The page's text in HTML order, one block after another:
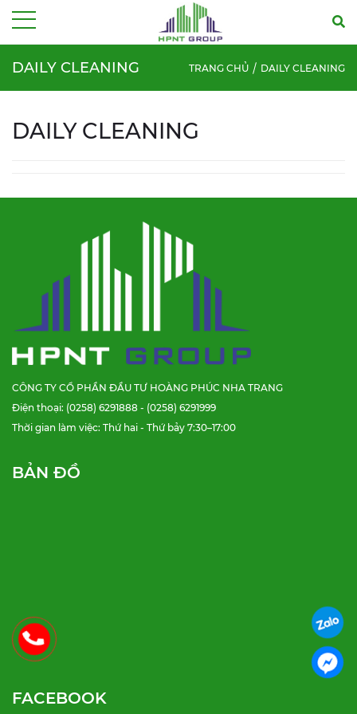
DAILY CLEANING TRANG CHỦ DAILY CLEANING
DAILY CLEANING
CÔNG TY CỔ PHẦN ĐẦU TƯ HOÀNG PHÚC NHA TRANG
Điện thoại: (0258) 6291888 - (0258) 6291999
Thời gian làm việc: Thứ hai - Thứ bảy 7:30–17:00
BẢN ĐỒ
FACEBOOK